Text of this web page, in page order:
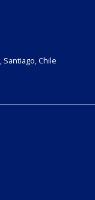
Santiago, Chile